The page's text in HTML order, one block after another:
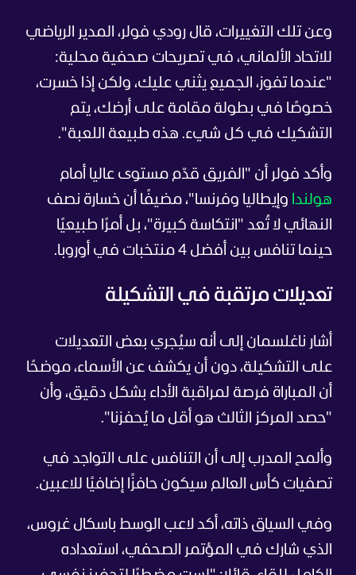
وعن تلك التغييرات، قال رودي فولر، المدير الرياضي
للاتحاد الألماني، في تصريحات صحفية محلية:
"عندما تفوز، الجميع يثني عليك، ولكن إذا خسرت،
خصوصًا في بطولة مقامة على أرضك، يتم
التشكيك في كل شيء. هذه طبيعة اللعبة".
وأكد فولر أن "الفريق قدّم مستوى عاليا أمام
هولندا وإيطاليا وفرنسا"، مضيفًا أن خسارة نصف
النهائي لا تُعد "انتكاسة كبيرة"، بل أمرًا طبيعيًا
حينما تنافس بين أفضل 4 منتخبات في أوروبا.
تعديلات مرتقبة في التشكيلة
أشار ناغلسمان إلى أنه سيُجري بعض التعديلات
على التشكيلة، دون أن يكشف عن الأسماء، موضحًا
أن المباراة فرصة لمراقبة الأداء بشكل دقيق، وأن
"حصد المركز الثالث هو أقل ما يُحفزنا".
وألمح المدرب إلى أن التنافس على التواجد في
تصفيات كأس العالم سيكون حافزًا إضافيًا للاعبين.
وفي السياق ذاته، أكد لاعب الوسط باسكال غروس،
الذي شارك في المؤتمر الصحفي، استعداده